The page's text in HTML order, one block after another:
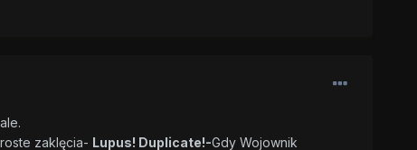
zaklęcia- Lupus! Duplicate!-Gdy Wojownik